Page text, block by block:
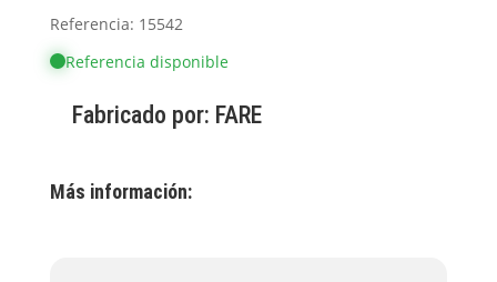
Referencia: 15542
Referencia disponible
Fabricado por: FARE
Más información: